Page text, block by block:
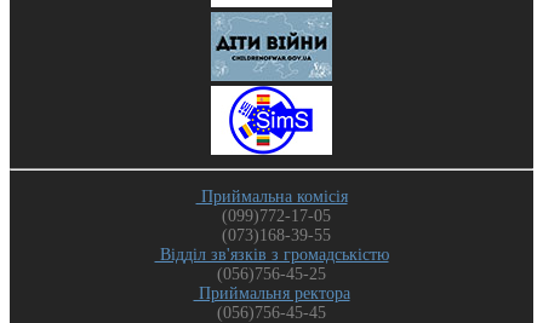
Приймальна комісія
(099)772-17-05
(073)168-39-55
Відділ зв'язків з громадськістю
(056)756-45-25
Приймальня ректора
(056)756-45-45